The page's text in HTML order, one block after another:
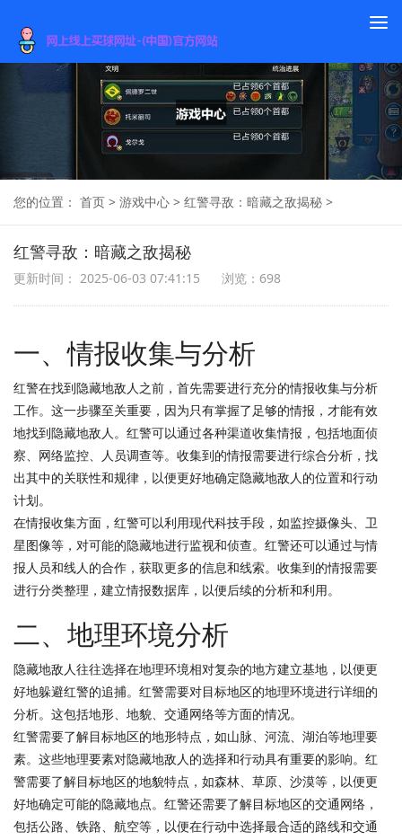
您的位置： 首页 > 游戏中心 > 红警寻敌：暗藏之敌揭秘 >
红警寻敌：暗藏之敌揭秘
更新时间： 2025-06-03 07:41:15 浏览：698
一、情报收集与分析
红警在找到隐藏地敌人之前，首先需要进行充分的情报收集与分析
工作。这一步骤至关重要，因为只有掌握了足够的情报，才能有效
地找到隐藏地敌人。红警可以通过各种渠道收集情报，包括地面侦
察、网络监控、人员调查等。收集到的情报需要进行综合分析，找
出其中的关联性和规律，以便更好地确定隐藏地敌人的位置和行动
计划。
在情报收集方面，红警可以利用现代科技手段，如监控摄像头、卫
星图像等，对可能的隐藏地进行监视和侦查。红警还可以通过与情
报人员和线人的合作，获取更多的信息和线索。收集到的情报需要
进行分类整理，建立情报数据库，以便后续的分析和利用。
二、地理环境分析
隐藏地敌人往往选择在地理环境相对复杂的地方建立基地，以便更
好地躲避红警的追捕。红警需要对目标地区的地理环境进行详细的
分析。这包括地形、地貌、交通网络等方面的情况。
红警需要了解目标地区的地形特点，如山脉、河流、湖泊等地理要
素。这些地理要素对隐藏地敌人的选择和行动具有重要的影响。红
警需要了解目标地区的地貌特点，如森林、草原、沙漠等，以便更
好地确定可能的隐藏地点。红警还需要了解目标地区的交通网络，
包括公路、铁路、航空等，以便在行动中选择最合适的路线和交通